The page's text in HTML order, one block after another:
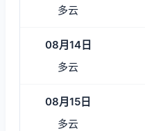
多云
08月14日
多云
08月15日
多云